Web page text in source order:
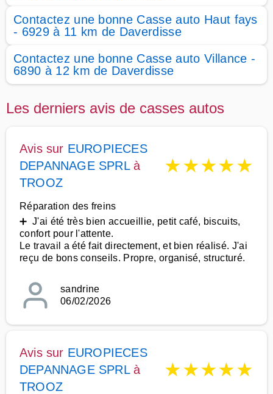
Contactez une bonne Casse auto Haut fays
- 6929 à 11 km de Daverdisse
Contactez une bonne Casse auto Villance -
6890 à 12 km de Daverdisse
Les derniers avis de casses autos
Avis sur EUROPIECES
DEPANNAGE SPRLà
TROOZ
★★★★★
Réparation des freins
➕ J'ai été très bien accueillie, petit café, biscuits,
confort pour l'attente.
Le travail a été fait directement, et bien réalisé. J'ai
reçu de bons conseils. Propre, organisé, structuré.
sandrine
06/02/2026
Avis sur EUROPIECES
DEPANNAGE SPRLà
TROOZ
★★★★★